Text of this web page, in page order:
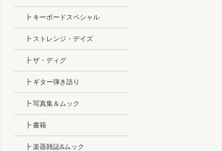
┣ キーボードスペシャル
┣ ストレンジ・デイズ
┣ ザ・ディグ
┣ ギター弾き語り
┣ 写真集＆ムック
┣ 書籍
┣ 楽器雑誌&ムック